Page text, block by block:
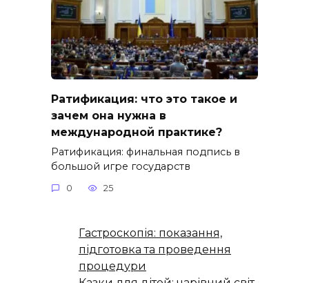
Ратификация: что это такое и
зачем она нужна в
международной практике?
Ратификация: финальная подпись в
большой игре государств
0 25
Гастроскопія: показання,
підготовка та проведення
процедури